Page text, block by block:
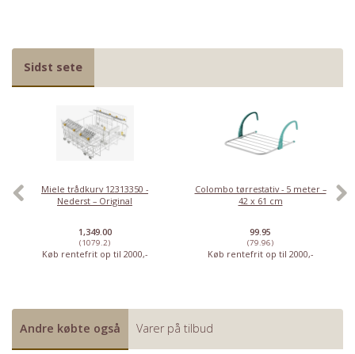
Sidst sete
Miele trådkurv 12313350 -
Nederst – Original
1,349.00
(1079.2)
Køb rentefrit op til 2000,-
Colombo tørrestativ - 5 meter –
42 x 61 cm
99.95
(79.96)
Køb rentefrit op til 2000,-
Andre købte også Varer på tilbud